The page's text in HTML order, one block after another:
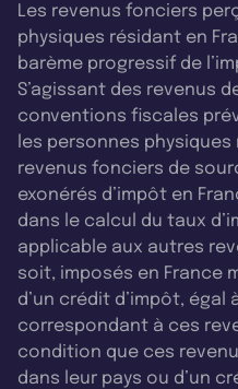
Les revenus fonciers
physiques résidant en
barème progressif de
S’agissant des revenus
conventions fiscales
les personnes
revenus fonciers de
exonérés d’impôt en
dans le calcul du taux
applicable aux autres
soit, imposés en France
d’un crédit d’impôt, égal
correspondant à ces
condition que ces
dans leur pays ou d’un